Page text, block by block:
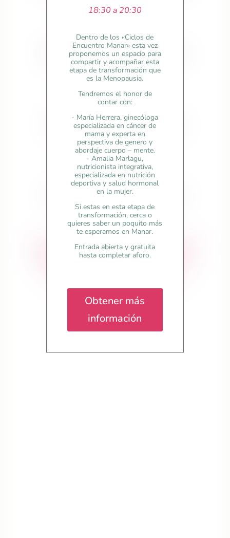

Talleres y/o cursos formativos

Talleres y/o cursos artísticos

Actividades para el bienestar
Suscribete si quieres recibir información
sobre nuestras actividades, talleres o
18:30 a 20:30
Dentro de los «Ciclos de
Encuentro Manar» esta vez
proponemos un espacio para
compartir y acompañar esta
etapa de transformación que
es la Menopausia.
Tendremos el honor de
contar con:
- María Herrera, ginecóloga
especializada en cáncer de
mama y experta en
perspectiva de genero y
abordaje cuerpo – mente.
- Amalia Marlagu,
nutricionista integrativa,
especializada en nutrición
deportiva y salud hormonal
en la mujer.
Si estas en esta etapa de
transformación, cerca o
quieres saber un poquito más
te esperamos en Manar.
Entrada abierta y gratuita
hasta completar aforo.
Obtener más
información